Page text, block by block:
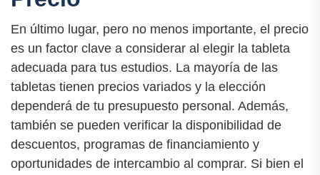
En último lugar, pero no menos importante, el precio
es un factor clave a considerar al elegir la tableta
adecuada para tus estudios. La mayoría de las
tabletas tienen precios variados y la elección
dependerá de tu presupuesto personal. Además,
también se pueden verificar la disponibilidad de
descuentos, programas de financiamiento y
oportunidades de intercambio al comprar. Si bien el